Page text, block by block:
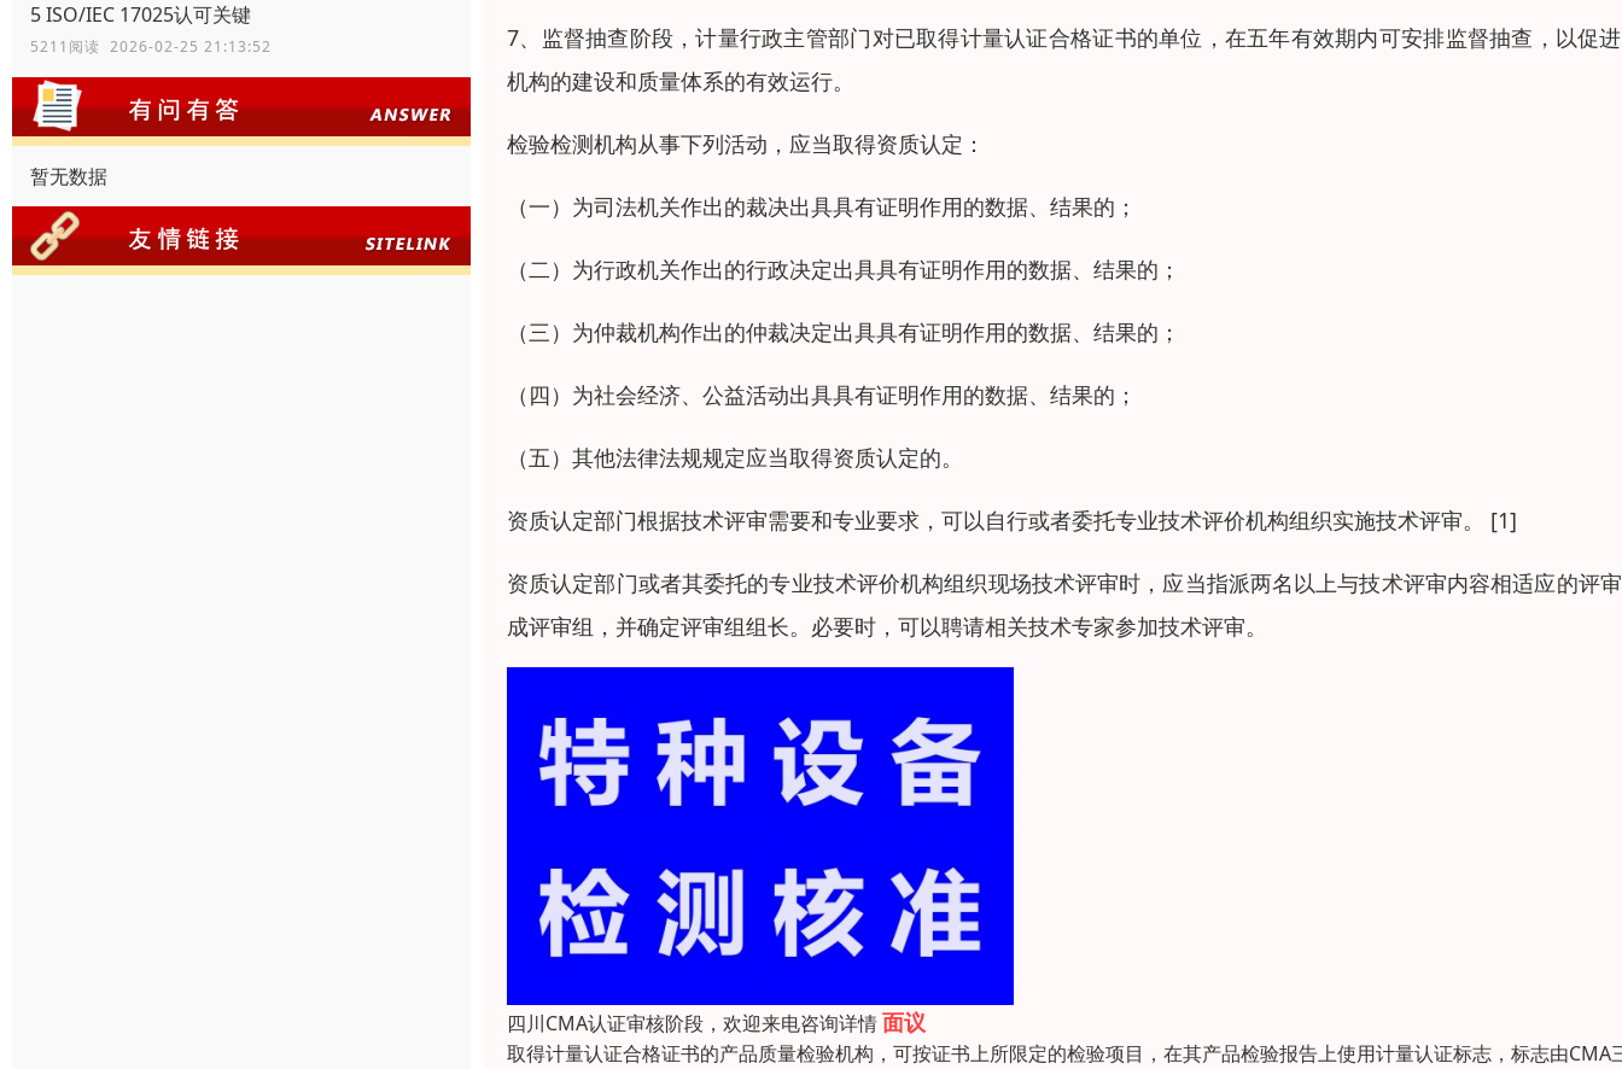
5 ISO/IEC 17025认可关键
5211阅读 2026-02-25 21:13:52
暂无数据
7、监督抽查阶段，计量行政主管部门对已取得计量认证合格证书的单位，在五年有效期内可安排监督抽查，以促
机构的建设和质量体系的有效运行。
检验检测机构从事下列活动，应当取得资质认定：
（一）为司法机关作出的裁决出具具有证明作用的数据、结果的；
（二）为行政机关作出的行政决定出具具有证明作用的数据、结果的；
（三）为仲裁机构作出的仲裁决定出具具有证明作用的数据、结果的；
（四）为社会经济、公益活动出具具有证明作用的数据、结果的；
（五）其他法律法规规定应当取得资质认定的。
资质认定部门根据技术评审需要和专业要求，可以自行或者委托专业技术评价机构组织实施技术评审。 [1]
资质认定部门或者其委托的专业技术评价机构组织现场技术评审时，应当指派两名以上与技术评审内容相适应的评
成评审组，并确定评审组组长。必要时，可以聘请相关技术专家参加技术评审。
四川CMA认证审核阶段，欢迎来电咨询详情面议
取得计量认证合格证书的产品质量检验机构，可按证书上所限定的检验项目，在其产品检验报告上使用计量认证标志，标志由CMA